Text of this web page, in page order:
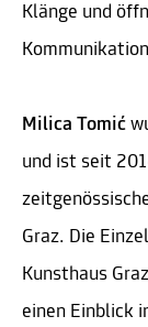
Klänge und
Milica Tomić
und ist seit
Graz. Die
Kunsthaus
einen Einblick